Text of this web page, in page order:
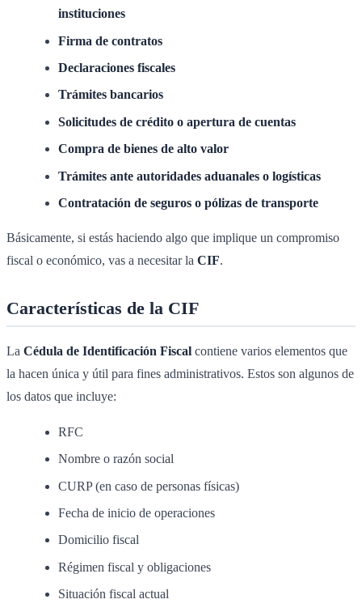
instituciones
Firma de contratos
Declaraciones fiscales
Trámites bancarios
Solicitudes de crédito o apertura de cuentas
Compra de bienes de alto valor
Trámites ante autoridades aduanales o logísticas
Contratación de seguros o pólizas de transporte
Básicamente, si estás haciendo algo que implique un compromiso
fiscal o económico, vas a necesitar la CIF.
Características de la CIF
La Cédula de Identificación Fiscal contiene varios elementos que
la hacen única y útil para fines administrativos. Estos son algunos de
los datos que incluye:
RFC
Nombre o razón social
CURP (en caso de personas físicas)
Fecha de inicio de operaciones
Domicilio fiscal
Régimen fiscal y obligaciones
Situación fiscal actual